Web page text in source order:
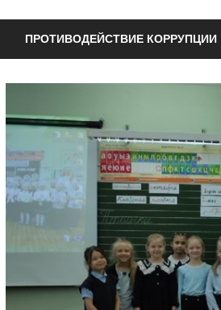
ПРОТИВОДЕЙСТВИЕ КОРРУПЦИИ